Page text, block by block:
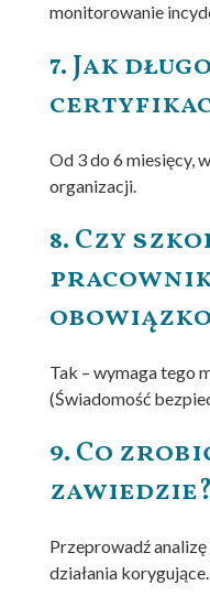
monitorowanie
7. Jak
Od 3 do 6 miesięcy,
organizacji.
8. Czy
Tak – wymaga tego
(Świadomość
9. Co
zawiedzie?
Przeprowadź
działania korygujące.